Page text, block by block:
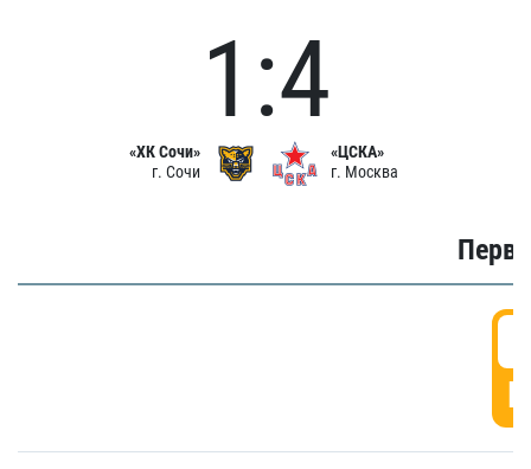
«ХК Сочи»
г. Сочи
1:4
«ЦСКА»
г. Москва